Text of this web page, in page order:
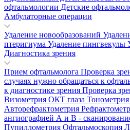
офтальмологии Детские
Амбулаторные операции
Удаление новообразований
птеригиума Удаление пингвекулы
Диагностика зрения
Прием офтальмолога Проверка
случаях нужно обращаться к
к диагностике зрения Проверка
Визометрия ОКТ глаза Тонометрия
Авторефрактометрия
ангиографией А и В -
Пупиллометрия Офтальмоскопия